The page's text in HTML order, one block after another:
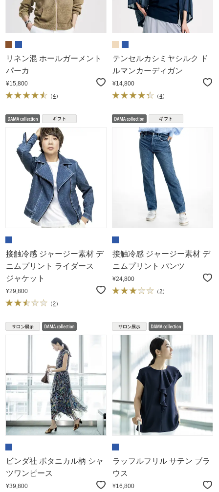
リネン混 ホールガーメント
パーカ
¥15,800
（4）
テンセルカシミヤシルク ド
ルマンカーディガン
¥14,800
（4）
接触冷感 ジャージー素材 デ
ニムプリント ライダース
ジャケット
¥29,800
（2）
接触冷感 ジャージー素材 デ
ニムプリント パンツ
¥24,800
（2）
ビンダ社 ボタニカル柄 シャ
ツワンピース
¥39,800
ラッフルフリル サテン ブラ
ウス
¥16,800